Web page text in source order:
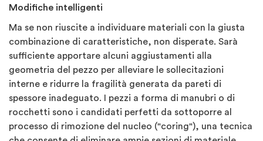
Modifiche intelligenti
Ma se non riuscite a individuare materiali con la giusta
combinazione di caratteristiche, non disperate. Sarà
sufficiente apportare alcuni aggiustamenti alla
geometria del pezzo per alleviare le sollecitazioni
interne e ridurre la fragilità generata da pareti di
spessore inadeguato. I pezzi a forma di manubri o di
rocchetti sono i candidati perfetti da sottoporre al
processo di rimozione del nucleo ("coring"), una tecnica